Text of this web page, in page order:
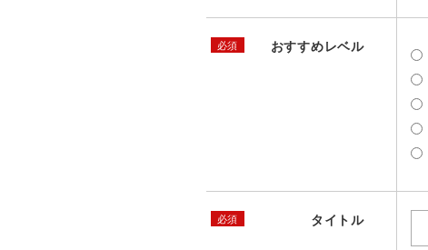
おすすめレベル
必須
タイトル
必須